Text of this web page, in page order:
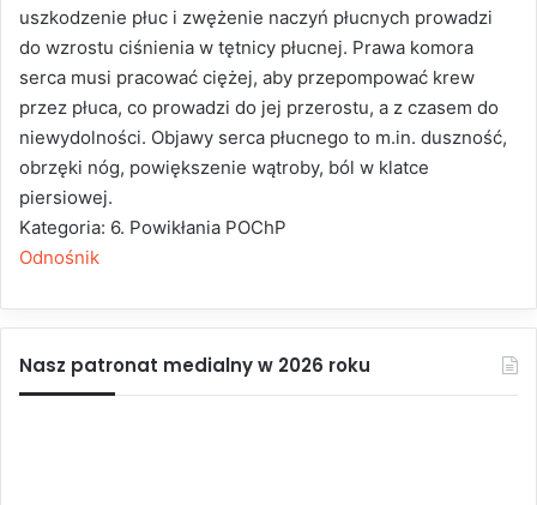
uszkodzenie płuc i zwężenie naczyń płucnych prowadzi
do wzrostu ciśnienia w tętnicy płucnej. Prawa komora
serca musi pracować ciężej, aby przepompować krew
przez płuca, co prowadzi do jej przerostu, a z czasem do
niewydolności. Objawy serca płucnego to m.in. duszność,
obrzęki nóg, powiększenie wątroby, ból w klatce
piersiowej.
Kategoria: 6. Powikłania POChP
Odnośnik
Nasz patronat medialny w 2026 roku